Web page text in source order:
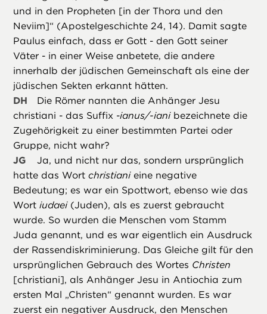
und in den Propheten [in der Thora und den
Neviim]“ (Apostelgeschichte 24, 14). Damit sagte
Paulus einfach, dass er Gott - den Gott seiner
Väter - in einer Weise anbetete, die andere
innerhalb der jüdischen Gemeinschaft als eine der
jüdischen Sekten erkannt hätten.
DH
Die Römer nannten die Anhänger Jesu
christiani - das Suffix -ianus/-ianibezeichnete die
Zugehörigkeit zu einer bestimmten Partei oder
Gruppe, nicht wahr?
JG
Ja, und nicht nur das, sondern ursprünglich
hatte das Wortchristianieine negative
Bedeutung; es war ein Spottwort, ebenso wie das
Wortiudaei(Juden), als es zuerst gebraucht
wurde. So wurden die Menschen vom Stamm
Juda genannt, und es war eigentlich ein Ausdruck
der Rassendiskriminierung. Das Gleiche gilt für den
ursprünglichen Gebrauch des Wortes Christen
[christiani], als Anhänger Jesu in Antiochia zum
ersten Mal „Christen“ genannt wurden. Es war
zuerst ein negativer Ausdruck, den Menschen